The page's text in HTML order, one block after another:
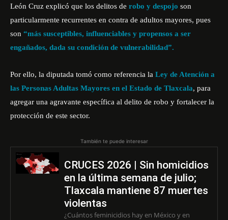
León Cruz explicó que los delitos de robo y despojo son
particularmente recurrentes en contra de adultos mayores, pues
son “más susceptibles, influenciables y propensos a ser
engañados, dada su condición de vulnerabilidad”.
Por ello, la diputada tomó como referencia la Ley de Atención a
las Personas Adultas Mayores en el Estado de Tlaxcala, para
agregar una agravante específica al delito de robo y fortalecer la
protección de este sector.
También te puede interesar
CRUCES 2026 | Sin homicidios
en la última semana de julio;
Tlaxcala mantiene 87 muertes
violentas
¿Cuántos feminicidios hay en México y en